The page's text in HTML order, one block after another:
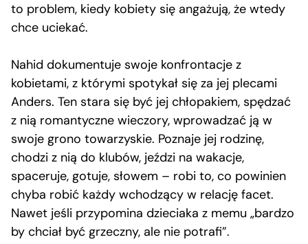
to problem, kiedy kobiety się angażują, że wtedy
chce uciekać.
Nahid dokumentuje swoje konfrontacje z
kobietami, z którymi spotykał się za jej plecami
Anders. Ten stara się być jej chłopakiem, spędzać
z nią romantyczne wieczory, wprowadzać ją w
swoje grono towarzyskie. Poznaje jej rodzinę,
chodzi z nią do klubów, jeździ na wakacje,
spaceruje, gotuje, słowem – robi to, co powinien
chyba robić każdy wchodzący w relację facet.
Nawet jeśli przypomina dzieciaka z memu „bardzo
by chciał być grzeczny, ale nie potrafi”.